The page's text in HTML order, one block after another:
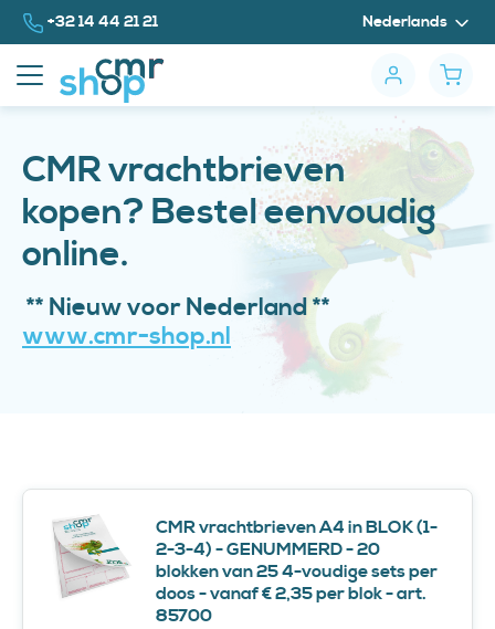
Naar inhoud
Bel ons op
+32 14 44 21 21 Nederlands
CMR vrachtbrieven
kopen? Bestel eenvoudig
online.
** Nieuw voor Nederland **
www.cmr-shop.nl
CMR vrachtbrieven A4 in BLOK (1-
2-3-4) - GENUMMERD - 20
blokken van 25 4-voudige sets per
doos - vanaf € 2,35 per blok - art.
85700